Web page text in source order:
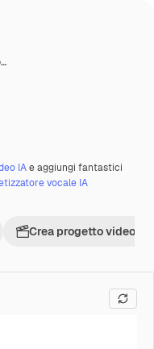
IAe aggiungi fantastici
vocale IA
Crea progetto video